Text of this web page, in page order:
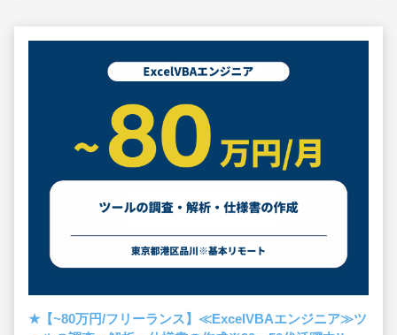
★【~80万円/フリーランス】≪ExcelVBAエンジニア≫ツ